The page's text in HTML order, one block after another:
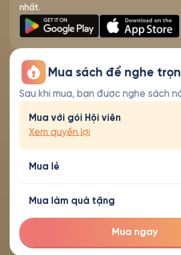
nhất.
Mua sách để nghe
Sau khi mua, bạn được nghe sách
Mua với gói Hội viên
Xem quyền lợi
Mua lẻ
Mua làm quà tặng
Mua ngay